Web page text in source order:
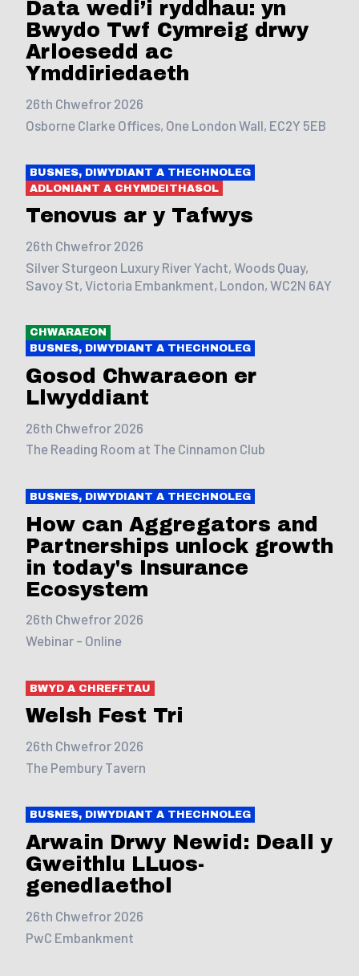
Data wedi’i ryddhau: yn
Bwydo Twf Cymreig drwy
Arloesedd ac
Ymddiriedaeth
26th Chwefror 2026
Osborne Clarke Offices, One London Wall, EC2Y 5EB
BUSNES, DIWYDIANT A THECHNOLEG
ADLONIANT A CHYMDEITHASOL
Tenovus ar y Tafwys
26th Chwefror 2026
Silver Sturgeon Luxury River Yacht, Woods Quay,
Savoy St, Victoria Embankment, London, WC2N 6AY
CHWARAEON
BUSNES, DIWYDIANT A THECHNOLEG
Gosod Chwaraeon er
Llwyddiant
26th Chwefror 2026
The Reading Room at The Cinnamon Club
BUSNES, DIWYDIANT A THECHNOLEG
How can Aggregators and
Partnerships unlock growth
in today's Insurance
Ecosystem
26th Chwefror 2026
Webinar - Online
BWYD A CHREFFTAU
Welsh Fest Tri
26th Chwefror 2026
The Pembury Tavern
BUSNES, DIWYDIANT A THECHNOLEG
Arwain Drwy Newid: Deall y
Gweithlu LLuos-
genedlaethol
26th Chwefror 2026
PwC Embankment